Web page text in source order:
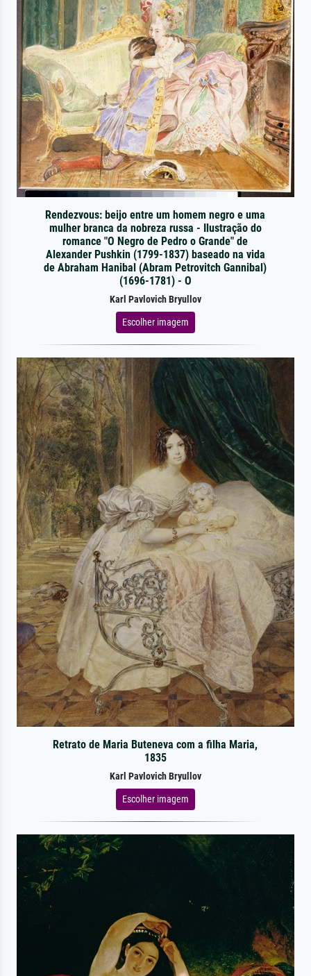
Rendezvous: beijo entre um homem negro e uma
mulher branca da nobreza russa - Ilustração do
romance "O Negro de Pedro o Grande" de
Alexander Pushkin (1799-1837) baseado na vida
de Abraham Hanibal (Abram Petrovitch Gannibal)
(1696-1781) - O
Karl Pavlovich Bryullov
Escolher imagem
Retrato de Maria Buteneva com a filha Maria,
1835
Karl Pavlovich Bryullov
Escolher imagem